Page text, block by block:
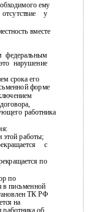
ему
у
вместе
федеральным
нарушение
срока его
форме
работника
этой работы;
с
по
по
в письменной
ТК РФ
на
работника об